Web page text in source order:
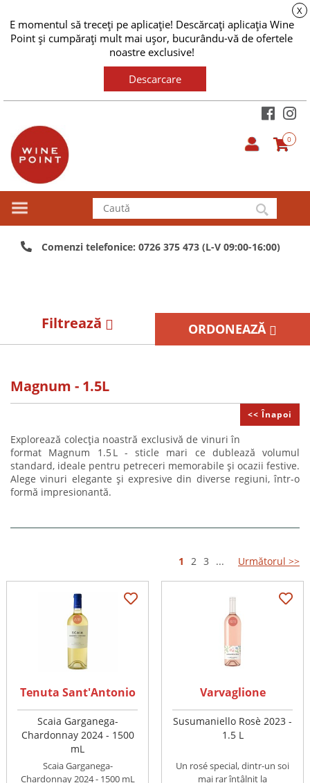
E momentul să treceți pe aplicație! Descărcați aplicația Wine
Point și cumpărați mult mai ușor, bucurându-vă de ofertele
noastre exclusive!
X
Descarcare
0
Comenzi telefonice: 0726 375 473 (L-V 09:00-16:00)
Filtrează ORDONEAZĂ
Magnum - 1.5L
<< Înapoi
Explorează colecția noastră exclusivă de vinuri în
format Magnum 1.5 L- sticle mari ce dublează volumul
standard, ideale pentru petreceri memorabile și ocazii festive.
Alege vinuri elegante și expresive din diverse regiuni, într-o
formă impresionantă.
1 2 3 ... Următorul >>
Tenuta Sant'Antonio
Scaia Garganega-
Chardonnay 2024 - 1500
mL
Scaia Garganega-
Chardonnay 2024 - 1500 mL
Varvaglione
Susumaniello Rosè 2023 -
1.5 L
Un rosé special, dintr-un soi
mai rar întâlnit la